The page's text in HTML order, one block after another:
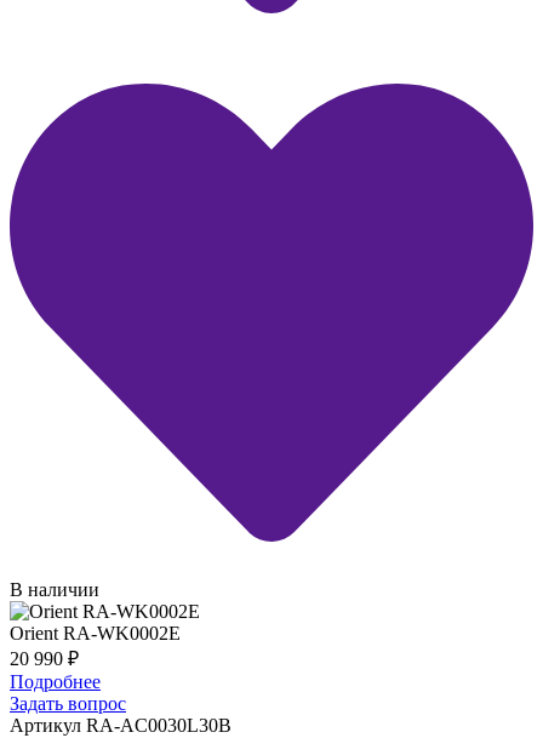
В наличии
Orient RA-WK0002E
20 990 ₽
Подробнее
Задать вопрос
Артикул RA-AC0030L30B